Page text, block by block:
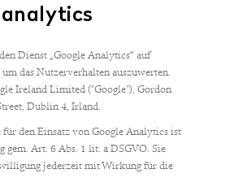
Dienst „Google Analytics“ auf
um das Nutzerverhalten auszuwerten.
Ireland Limited ("Google"), Gordon
Dublin 4, Irland.
für den Einsatz von Google Analytics ist
Art. 6 Abs. 1 lit. a DSGVO. Sie
jederzeit mit Wirkung für die